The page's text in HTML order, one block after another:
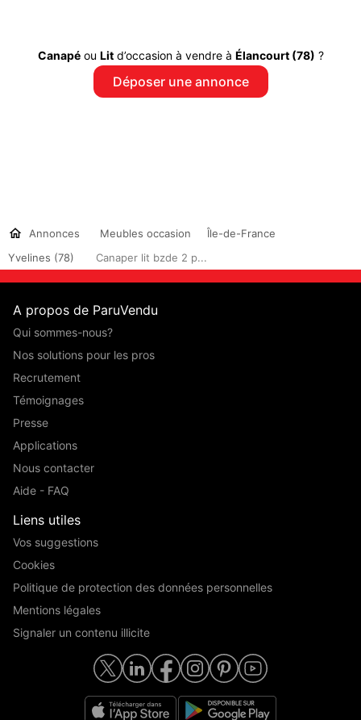
Canapéou Litd’occasion à vendre à Élancourt (78) ?
Déposer une annonce
Annonces Meubles occasion
Île-de-France
Yvelines (78)
Canaper lit bzde 2 p...
A propos de ParuVendu
Qui sommes-nous?
Nos solutions pour les pros
Recrutement
Témoignages
Presse
Applications
Nous contacter
Aide - FAQ
Liens utiles
Vos suggestions
Cookies
Politique de protection des données personnelles
Mentions légales
Signaler un contenu illicite